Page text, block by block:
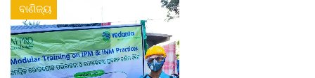
ବାଣିଜ୍ୟ